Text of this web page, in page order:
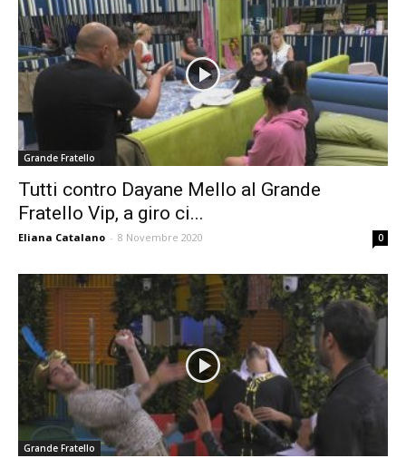
Grande Fratello
Tutti contro Dayane Mello al Grande
Fratello Vip, a giro ci...
Eliana Catalano - 8 Novembre 2020 0
Grande Fratello